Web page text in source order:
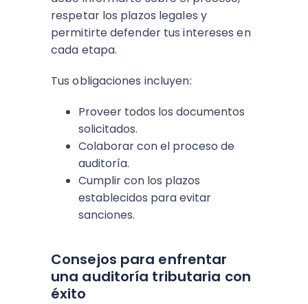
respetar los plazos legales y
permitirte defender tus intereses en
cada etapa.
Tus obligaciones incluyen:
Proveer todos los documentos
solicitados.
Colaborar con el proceso de
auditoría.
Cumplir con los plazos
establecidos para evitar
sanciones.
Consejos para enfrentar
una auditoría tributaria con
éxito